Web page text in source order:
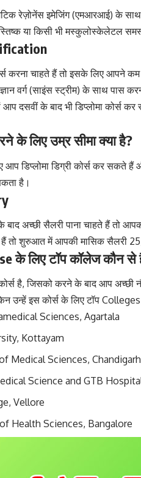
रेज़ोनेंस इमेजिंग (एमआरआई) के
या किसी भी मस्कुलोस्केलेटल
करना चाहते हैं तो इसके लिए आपने कम
वर्ग (साइंस स्ट्रीम) के साथ पास
दसवीं के बाद भी डिप्लोमा कोर्स
के लिए उम्र सीमा क्या है?
डिप्लोमा डिग्री कोर्स कर सकते हैं
है।
अच्छी सैलरी पाना चाहते हैं तो
हैं तो शुरुआत में आपकी मासिक सैलरी
के लिए टॉप कॉलेज कौन से
है, जिसको करने के बाद आप
इस कोर्स के लिए टॉप Colleges
Sciences, Agartala
Kottayam
Medical Sciences, Chandigarh
Science and GTB
Vellore
Health Sciences, Bangalore